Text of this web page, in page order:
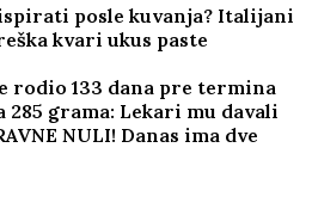
posle kuvanja? Italijani
kvari ukus paste
SRPSTVO SLAVI U
Bijeljinski čuveni hor na
horskoj olimpijadi